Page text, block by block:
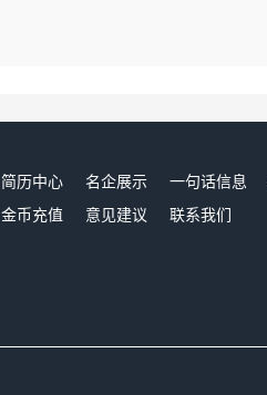
简历中心 名企展示 一句话信息
金币充值 意见建议 联系我们